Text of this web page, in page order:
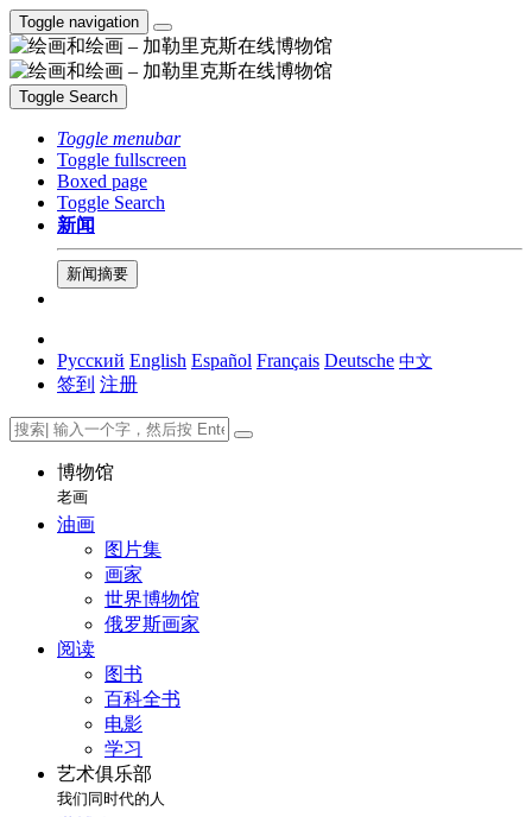
Toggle navigation
Toggle Search
Toggle menubar
Toggle fullscreen
Boxed page
Toggle Search
新闻
新闻摘要
Русский English Español Français Deutsche 中文
签到 注册
博物馆
老画
油画
图片集
画家
世界博物馆
俄罗斯画家
阅读
图书
百科全书
电影
学习
艺术俱乐部
我们同时代的人